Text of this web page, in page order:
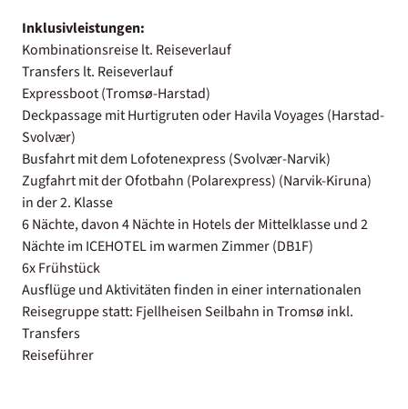
Inklusivleistungen:
Kombinationsreise lt. Reiseverlauf
Transfers lt. Reiseverlauf
Expressboot (Tromsø-Harstad)
Deckpassage mit Hurtigruten oder Havila Voyages (Harstad-
Svolvær)
Busfahrt mit dem Lofotenexpress (Svolvær-Narvik)
Zugfahrt mit der Ofotbahn (Polarexpress) (Narvik-Kiruna)
in der 2. Klasse
6 Nächte, davon 4 Nächte in Hotels der Mittelklasse und 2
Nächte im ICEHOTEL im warmen Zimmer (DB1F)
6x Frühstück
Ausflüge und Aktivitäten finden in einer internationalen
Reisegruppe statt: Fjellheisen Seilbahn in Tromsø inkl.
Transfers
Reiseführer